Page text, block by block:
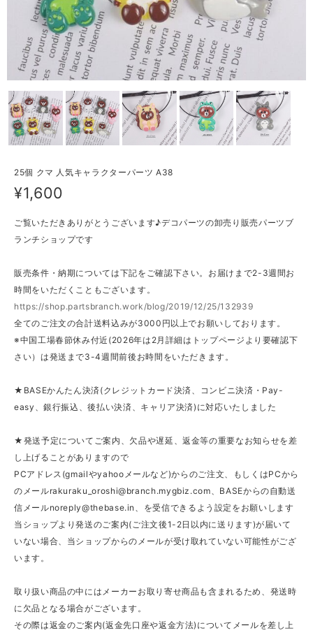
25個 クマ 人気キャラクターパーツ A38
¥1,600
ご覧いただきありがとうございます♪デコパーツの卸売り販売パーツブ
ランチショップです
販売条件・納期については下記をご確認下さい。お届けまで2-3週間お
時間をいただくこともございます。
https://shop.partsbranch.work/blog/2019/12/25/132939
全てのご注文の合計送料込みが3000円以上でお願いしております。
※中国工場春節休み付近(2026年は2月詳細はトップページより要確認下
さい）は発送まで3-4週間前後お時間をいただきます。
★BASEかんたん決済(クレジットカード決済、コンビニ決済・Pay-
easy、銀行振込、後払い決済、キャリア決済)に対応いたしました
★発送予定についてご案内、欠品や遅延、返金等の重要なお知らせを差
し上げることがありますので
PCアドレス(gmailやyahooメールなど)からのご注文、もしくはPCから
のメールrakuraku_oroshi@branch.mygbiz.com 、BASEからの自動送
信メールnoreply@thebase.in
、を受信できるよう設定をお願いします
当ショップより発送のご案内(ご注文後1-2日以内に送ります)が届いて
いない場合、当ショップからのメールが受け取れていない可能性がござ
います。
取り扱い商品の中にはメーカーお取り寄せ商品も含まれるため、発送時
に欠品となる場合がございます。
その際は返金のご案内(返金先口座や返金方法)についてメールを差し上